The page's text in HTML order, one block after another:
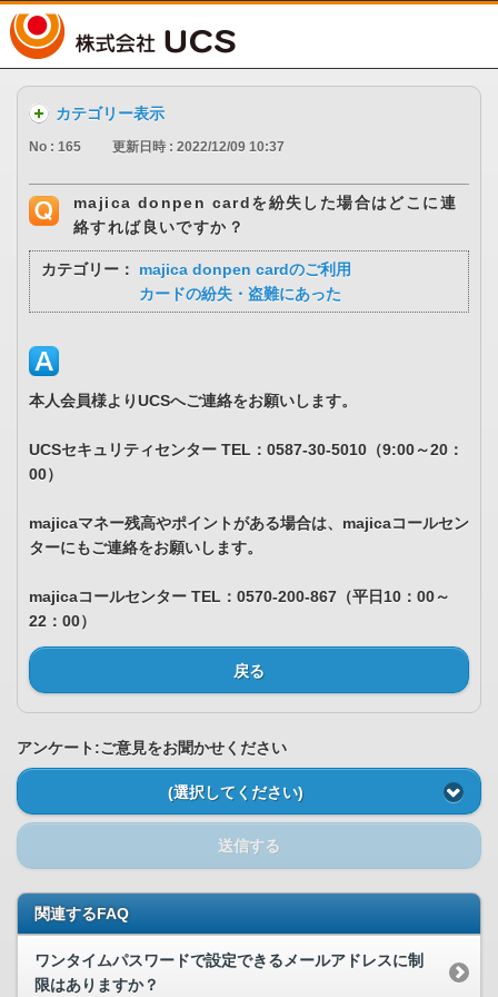
カテゴリー表示
No : 165 更新日時 : 2022/12/09 10:37
majica donpen cardを紛失した場合はどこに連
絡すれば良いですか？
カテゴリー：
majica donpen cardのご利用
カードの紛失・盗難にあった
本人会員様よりUCSへご連絡をお願いします。
UCSセキュリティセンター TEL：0587-30-5010（9:00～20：
00）
majicaマネー残高やポイントがある場合は、majicaコールセン
ターにもご連絡をお願いします。
majicaコールセンター TEL：0570-200-867（平日10：00～
22：00）
戻る
アンケート:ご意見をお聞かせください
(選択してください)
送信する
関連するFAQ
ワンタイムパスワードで設定できるメールアドレスに制
限はありますか？